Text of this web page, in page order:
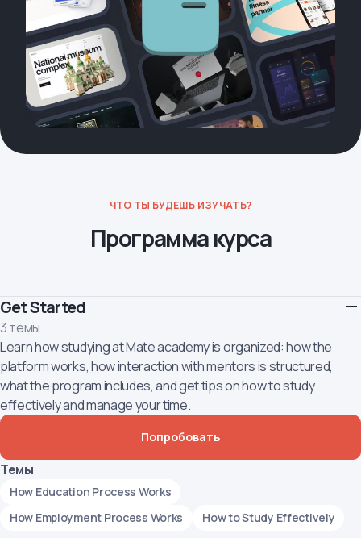
ЧТО ТЫ БУДЕШЬ ИЗУЧАТЬ?
Программа курса
Get Started
3 темы
Learn how studying at Mate academy is organized: how the
platform works, how interaction with mentors is structured,
what the program includes, and get tips on how to study
effectively and manage your time.
Попробовать
Темы
How Education Process Works
How Employment Process Works
How to Study Effectively